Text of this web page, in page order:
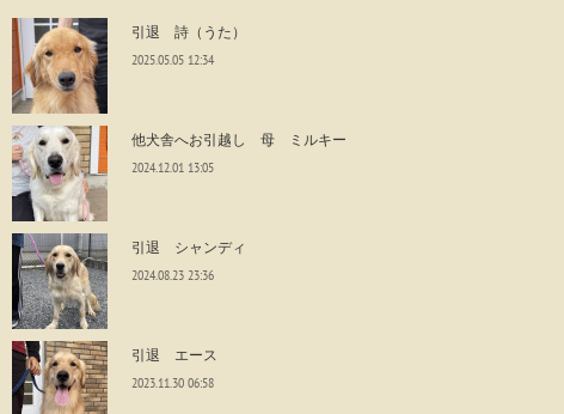
引退 詩（うた）
2025.05.05 12:34
他犬舎へお引越し 母 ミルキー
2024.12.01 13:05
引退 シャンディ
2024.08.23 23:36
引退 エース
2023.11.30 06:58